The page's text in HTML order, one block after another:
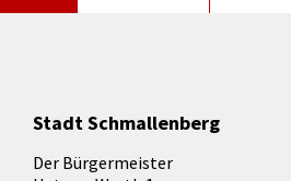
Stadt Schmallenberg
Der Bürgermeister